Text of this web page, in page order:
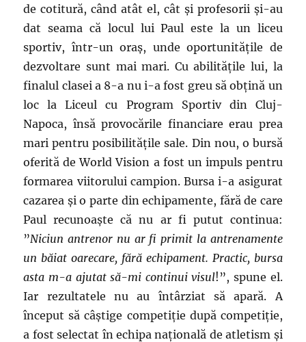
de cotitură, când atât el, cât și profesorii și-au
dat seama că locul lui Paul este la un liceu
sportiv, într-un oraș, unde oportunitățile de
dezvoltare sunt mai mari. Cu abilitățile lui, la
finalul clasei a 8-a nu i-a fost greu să obțină un
loc la Liceul cu Program Sportiv din Cluj-
Napoca, însă provocările financiare erau prea
mari pentru posibilitățile sale. Din nou, o bursă
oferită de World Vision a fost un impuls pentru
formarea viitorului campion. Bursa i-a asigurat
cazarea și o parte din echipamente, fără de care
Paul recunoaște că nu ar fi putut continua:
”Niciun antrenor nu ar fi primit la antrenamente
un băiat oarecare, fără echipament. Practic, bursa
asta m-a ajutat să-mi continui visul!”, spune el.
Iar rezultatele nu au întârziat să apară. A
început să câștige competiție după competiție,
a fost selectat în echipa națională de atletism și